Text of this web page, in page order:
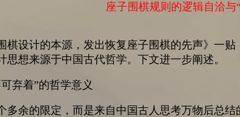
座子围棋规则的逻辑自洽
棋设计的本源，发出恢复座子围棋的先声》一贴
思想来源于中国古代哲学。下文进一步阐述。
弃着”的哲学意义
多余的限定，而是来自中国古人思考万物后总结